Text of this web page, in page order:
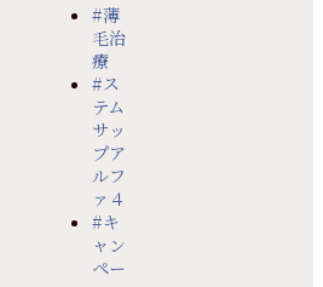
#薄
毛治
療
#ス
テム
サッ
プア
ルフ
ァ４
#キ
ャン
ペー